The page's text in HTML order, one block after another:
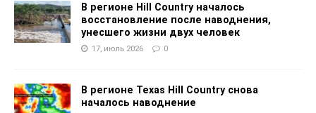
В регионе Hill Country началось
восстановление после наводнения,
унесшего жизни двух человек
17, июль 2026 0
В регионе Texas Hill Country снова
началось наводнение